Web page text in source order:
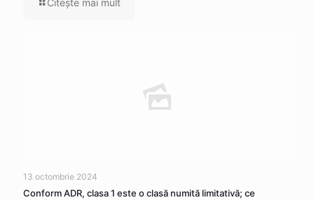
Citeşte mai mult
13 octombrie 2024
Conform ADR, clasa 1 este o clasă numită limitativă; ce